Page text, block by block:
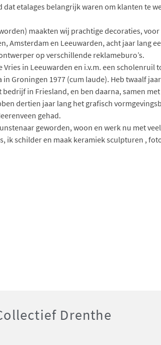
dat etalages belangrijk waren om klanten te
maakten wij prachtige decoraties,
Amsterdam en Leeuwarden, acht jaar lang
op verschillende reklameburo’s.
Vries in Leeuwarden en i.v.m. een scholenruil
Groningen 1977 (cum laude). Heb twaalf
in Friesland, en ben daarna, samen
dertien jaar lang het grafisch
gehad.
geworden, woon en werk nu met
ik schilder en maak keramiek sculpturen ,
Drenthe